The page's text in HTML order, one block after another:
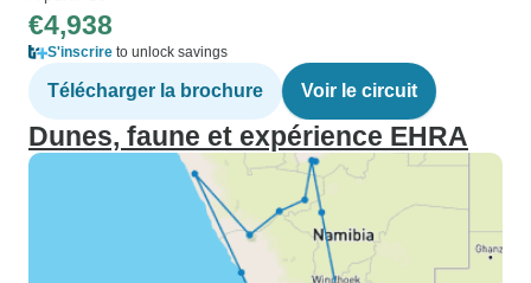
€4,938
S'inscrire to unlock savings
Télécharger la brochure Voir le circuit
Dunes, faune et expérience EHRA